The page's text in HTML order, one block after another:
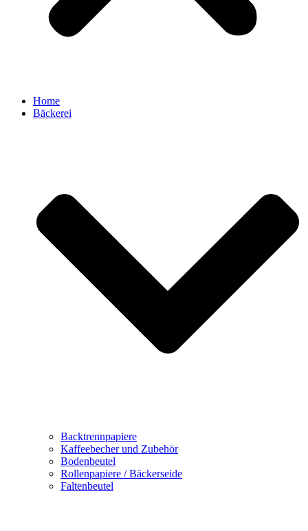
Home
Bäckerei
Backtrennpapiere
Kaffeebecher und Zubehör
Bodenbeutel
Rollenpapiere / Bäckerseide
Faltenbeutel